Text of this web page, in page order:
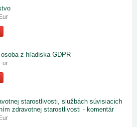
z hľadiska GDPR
starostlivosti, službách súvisiacich
zdravotnej starostlivosti - komentár